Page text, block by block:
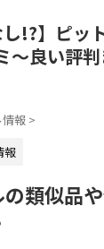
し!?】ピッ
〜良い評判
情報 >
報
類似品